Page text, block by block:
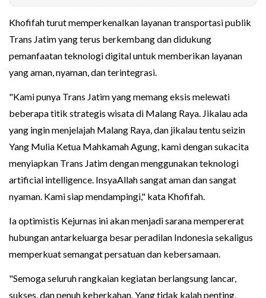
Khofifah turut memperkenalkan layanan transportasi publik
Trans Jatim yang terus berkembang dan didukung
pemanfaatan teknologi digital untuk memberikan layanan
yang aman, nyaman, dan terintegrasi.
"Kami punya Trans Jatim yang memang eksis melewati
beberapa titik strategis wisata di Malang Raya. Jikalau ada
yang ingin menjelajah Malang Raya, dan jikalau tentu seizin
Yang Mulia Ketua Mahkamah Agung, kami dengan sukacita
menyiapkan Trans Jatim dengan menggunakan teknologi
artificial intelligence. InsyaAllah sangat aman dan sangat
nyaman. Kami siap mendampingi," kata Khofifah.
Ia optimistis Kejurnas ini akan menjadi sarana mempererat
hubungan antarkeluarga besar peradilan Indonesia sekaligus
memperkuat semangat persatuan dan kebersamaan.
"Semoga seluruh rangkaian kegiatan berlangsung lancar,
sukses, dan penuh keberkahan. Yang tidak kalah penting,